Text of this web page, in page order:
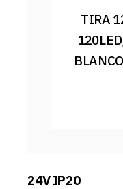
TIRA
24V IP20